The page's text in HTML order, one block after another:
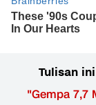
Tulisan
"Gempa 7,7